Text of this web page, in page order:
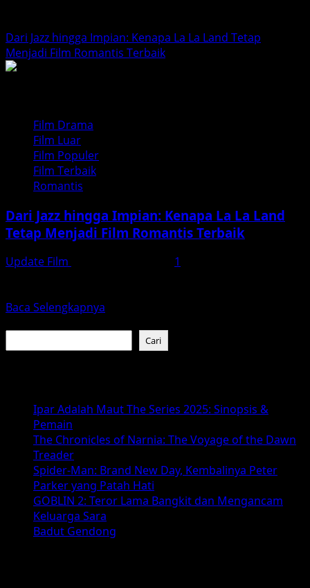
Dari Jazz hingga Impian: Kenapa La La Land Tetap
Menjadi Film Romantis Terbaik
Film Drama
Film Luar
Film Populer
Film Terbaik
Romantis
Dari Jazz hingga Impian: Kenapa La La Land
Tetap Menjadi Film Romantis Terbaik
Update Film
1
Baca Selengkapnya
Dari
Kenapa
La
Tetap
Menjadi
Film
Romantis
Terbaik
Cari
Ipar Adalah Maut The Series 2025: Sinopsis &
Pemain
The Chronicles of Narnia: The Voyage of the Dawn
Treader
Spider-Man: Brand New Day, Kembalinya Peter
Parker yang Patah Hati
GOBLIN 2: Teror Lama Bangkit dan Mengancam
Keluarga Sara
Badut Gendong